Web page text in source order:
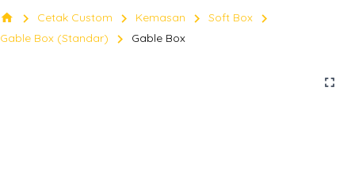
home chevron_right Cetak Custom chevron_right Kemasan chevron_right Soft Box chevron_right
Gable Box (Standar) chevron_right Gable Box
fullscreen